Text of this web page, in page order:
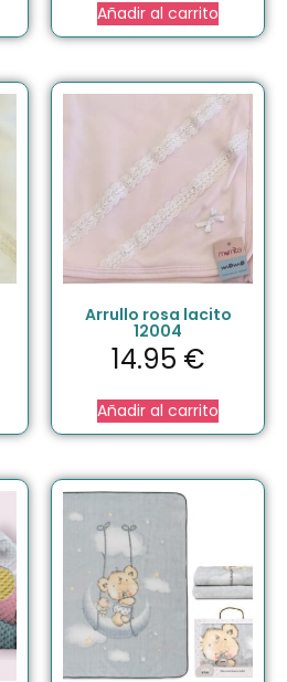
Añadir al carrito
Arrullo rosa lacito
12004
14.95 €
Añadir al carrito